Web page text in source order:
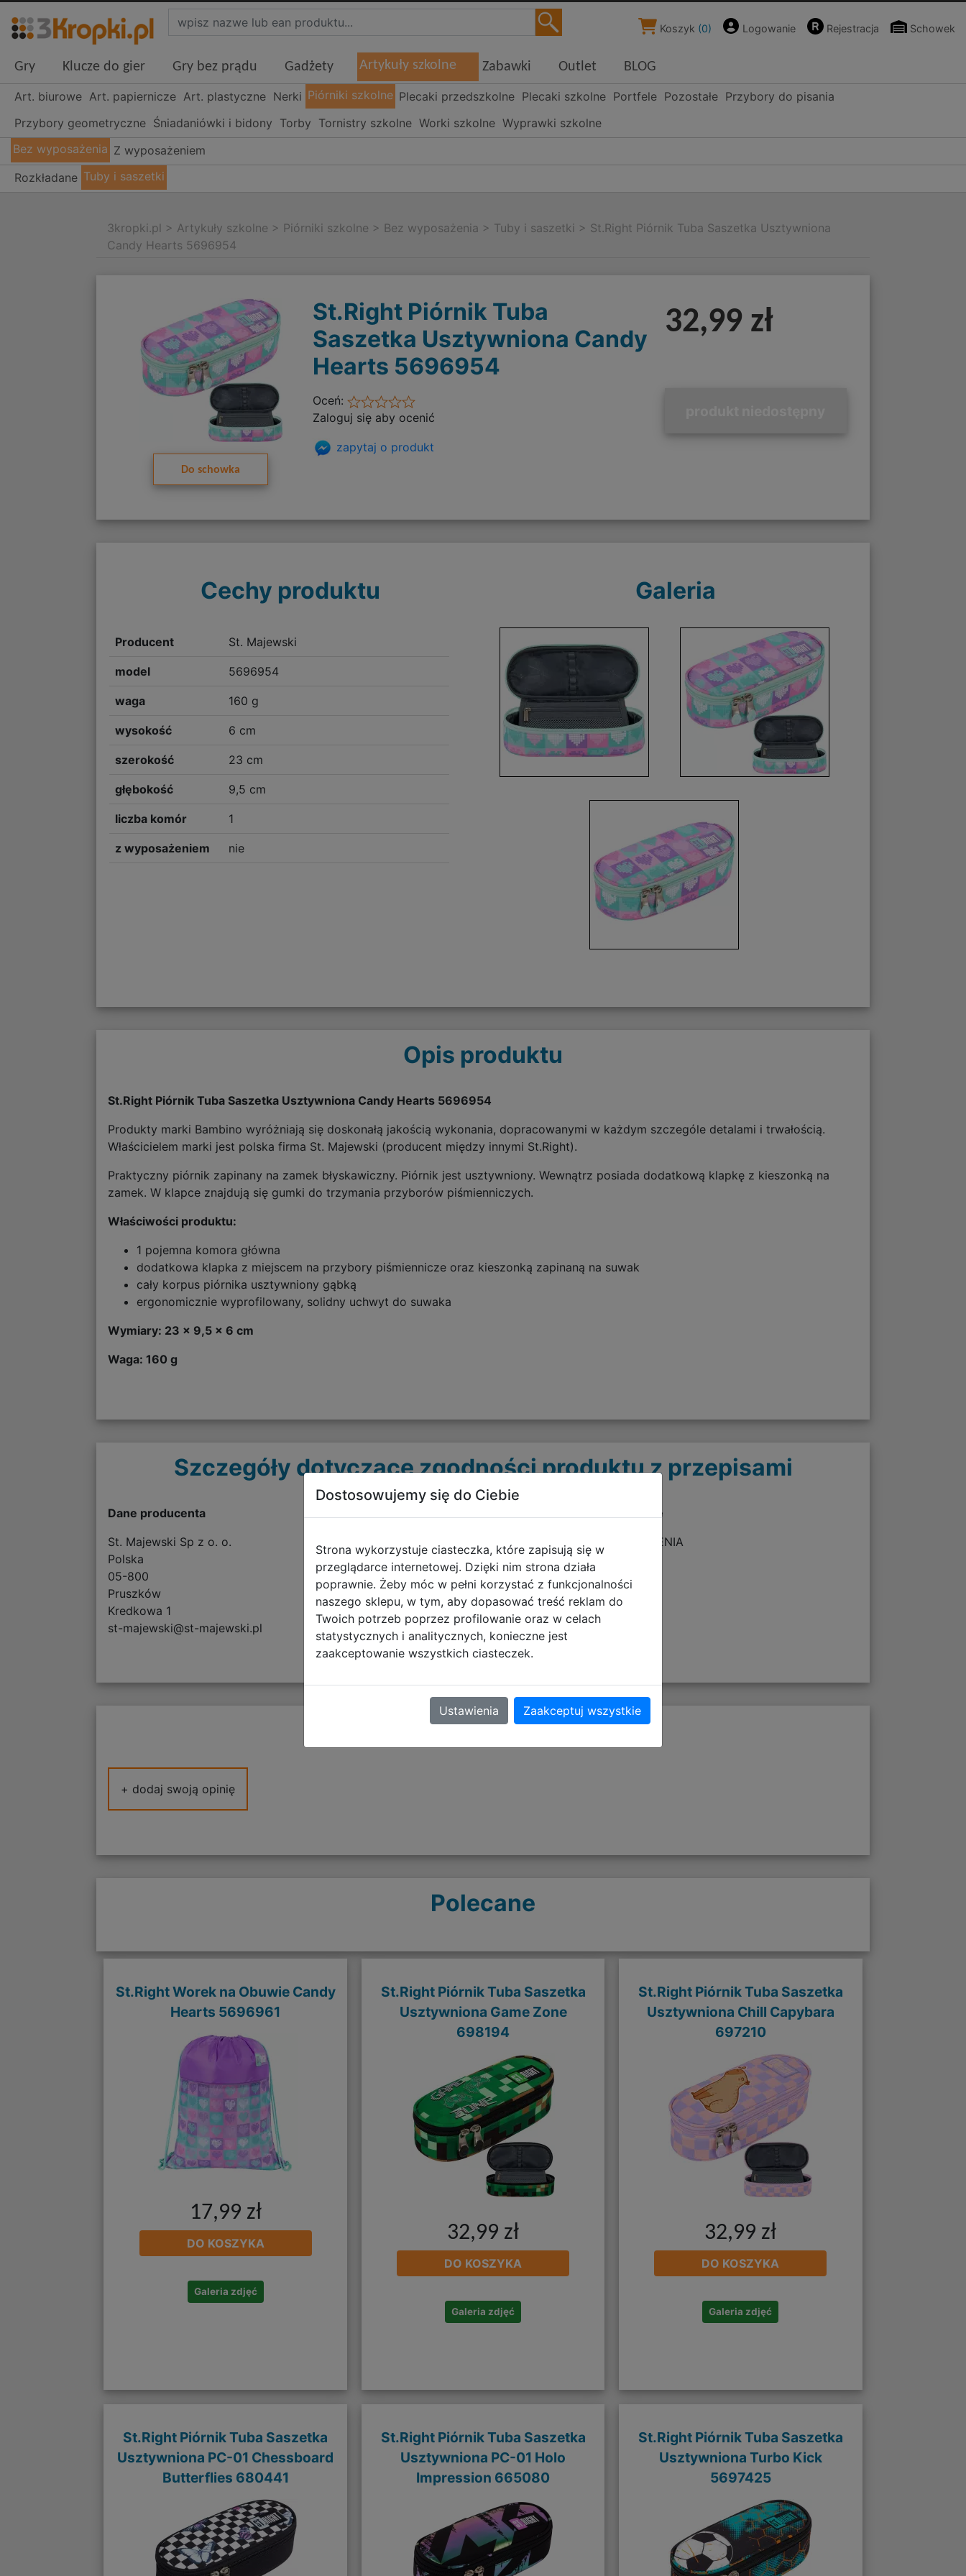
Koszyk (0) Logowanie Rejestracja Schowek
Gry Klucze do gier Gry bez prądu Gadżety Artykuły szkolne Zabawki Outlet BLOG
Art. biurowe Art. papiernicze Art. plastyczne Nerki Piórniki szkolne Plecaki przedszkolne Plecaki szkolne Portfele Pozostałe Przybory do pisania
Przybory geometryczne Śniadaniówki i bidony Torby Tornistry szkolne Worki szkolne Wyprawki szkolne
Bez wyposażenia Z wyposażeniem
Rozkładane Tuby i saszetki
3kropki.pl > Artykuły szkolne > Piórniki szkolne > Bez wyposażenia > Tuby i saszetki > St.Right Piórnik Tuba Saszetka Usztywniona
Candy Hearts 5696954
Do schowka
St.Right Piórnik Tuba
Saszetka Usztywniona Candy
Hearts 5696954
Oceń:
Zaloguj się aby ocenić
zapytaj o produkt
32,99 zł
Cechy produktu
Producent St. Majewski
model 5696954
waga 160 g
wysokość 6 cm
szerokość 23 cm
głębokość 9,5 cm
liczba komór 1
z wyposażeniem nie
Galeria
Opis produktu
St.Right Piórnik Tuba Saszetka Usztywniona Candy Hearts 5696954
Produkty marki Bambino wyróżniają się doskonałą jakością wykonania, dopracowanymi w każdym szczególe detalami i trwałością.
Właścicielem marki jest polska firma St. Majewski (producent między innymi St.Right).
Praktyczny piórnik zapinany na zamek błyskawiczny. Piórnik jest usztywniony. Wewnątrz posiada dodatkową klapkę z kieszonką na
zamek. W klapce znajdują się gumki do trzymania przyborów piśmienniczych.
Właściwości produktu:
1 pojemna komora główna
dodatkowa klapka z miejscem na przybory piśmiennicze oraz kieszonką zapinaną na suwak
cały korpus piórnika usztywniony gąbką
ergonomicznie wyprofilowany, solidny uchwyt do suwaka
Wymiary: 23 x 9,5 x 6 cm
Waga: 160 g
Szczegóły dotyczące zgodności produktu z przepisami
Dane producenta
St. Majewski Sp z o. o.
Polska
05-800
Pruszków
Kredkowa 1
st-majewski@st-majewski.pl
Informacje o bezpieczeństwie
Artykuły tekstylne - OSTRZEŻENIA
pobierz plik
Opinie o produkcie
+ dodaj swoją opinię
Polecane
St.Right Worek na Obuwie Candy
Hearts 5696961
17,99 zł
DO KOSZYKA
Galeria zdjęć
St.Right Piórnik Tuba Saszetka
Usztywniona Game Zone
698194
32,99 zł
DO KOSZYKA
Galeria zdjęć
St.Right Piórnik Tuba Saszetka
Usztywniona Chill Capybara
697210
32,99 zł
DO KOSZYKA
Galeria zdjęć
St.Right Piórnik Tuba Saszetka
Usztywniona PC-01 Chessboard
Butterflies 680441
St.Right Piórnik Tuba Saszetka
Usztywniona PC-01 Holo
Impression 665080
St.Right Piórnik Tuba Saszetka
Usztywniona Turbo Kick
5697425
Dostosowujemy się do Ciebie
Strona wykorzystuje ciasteczka, które zapisują się w
przeglądarce internetowej. Dzięki nim strona działa
poprawnie. Żeby móc w pełni korzystać z funkcjonalności
naszego sklepu, w tym, aby dopasować treść reklam do
Twoich potrzeb poprzez profilowanie oraz w celach
statystycznych i analitycznych, konieczne jest
zaakceptowanie wszystkich ciasteczek.
Ustawienia Zaakceptuj wszystkie